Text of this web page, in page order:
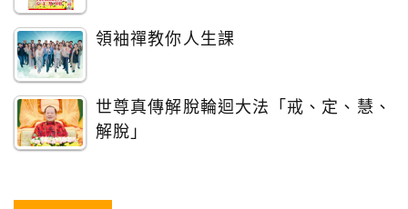
領袖禪教你人生課
世尊真傳解脫輪迴大法「戒、定、慧、
解脫」